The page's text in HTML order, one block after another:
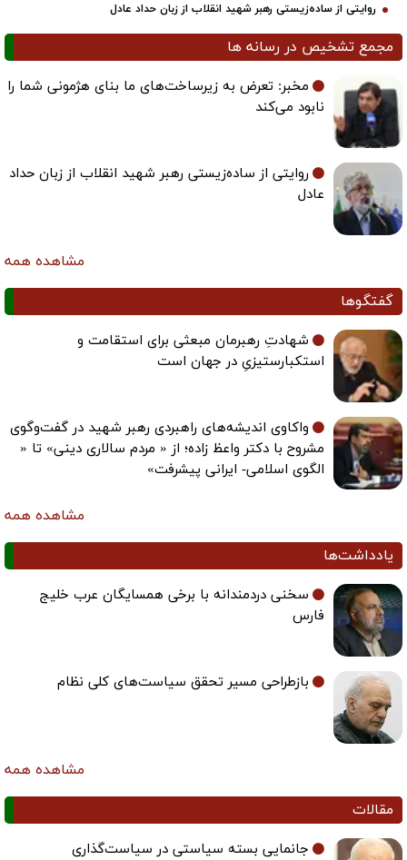
روایتی از ساده‌زیستی رهبر شهید انقلاب از زبان حداد عادل
مجمع تشخیص در رسانه ها
مخبر: تعرض به زیرساخت‌های ما بنای هژمونی شما را
نابود می‌کند
روایتی از ساده‌زیستی رهبر شهید انقلاب از زبان حداد
عادل
مشاهده همه
گفتگوها
شهادتِ رهبرمان مبعثی برای استقامت و
استکبارستیزیِ در جهان است
واکاوی اندیشه‌های راهبردی رهبر شهید در گفت‌وگوی
مشروح با دکتر واعظ زاده؛ از « مردم سالاری دینی» تا «
الگوی اسلامی- ایرانی پیشرفت»
مشاهده همه
یادداشت‌ها
سخنی دردمندانه با برخی همسایگان عرب خلیج
فارس
بازطراحی مسیر تحقق سیاست‌های کلی نظام
مشاهده همه
مقالات
جانمایی بسته سیاستی در سیاست‌گذاری